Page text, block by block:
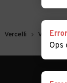
Vercelli VaralloError
Ops